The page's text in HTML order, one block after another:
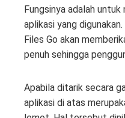
Fungsinya adalah
aplikasi yang
Files Go akan
penuh sehingga
Apabila ditarik secara
aplikasi di atas